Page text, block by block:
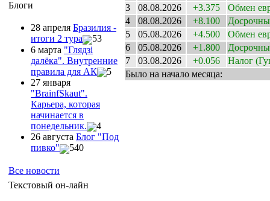
Блоги
28 апреля Бразилия -
итоги 2 тура
53
6 марта "Глядзi
далёка". Внутренние
правила для АК
5
27 января
"ВrainfSkaut".
Карьера, которая
начинается в
понедельник.
4
26 августа Блог "Под
пивко"
540
Все новости
Текстовый он-лайн
3 08.08.2026 +3.375
Обмен
4
08.08.2026 +8.100
5
05.08.2026 +4.500
Обмен
6
05.08.2026 +1.800
7
03.08.2026 +0.056 Налог
Было на начало месяца: